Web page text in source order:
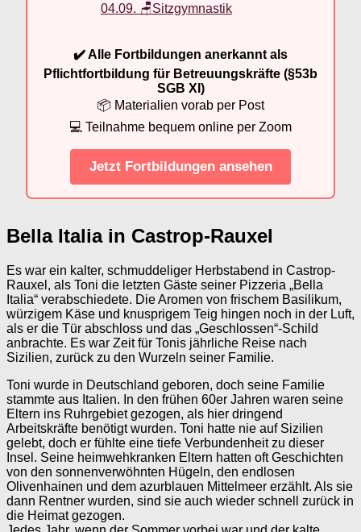
04.09. 🪑Sitzgymnastik
✔️ Alle Fortbildungen anerkannt als
Pflichtfortbildung für Betreuungskräfte (§53b
SGB XI)
📦 Materialien vorab per Post
💻 Teilnahme bequem online per Zoom
Jetzt Fortbildungen ansehen
Bella Italia in Castrop-Rauxel
Es war ein kalter, schmuddeliger Herbstabend in Castrop-
Rauxel, als Toni die letzten Gäste seiner Pizzeria „Bella
Italia“ verabschiedete. Die Aromen von frischem Basilikum,
würzigem Käse und knusprigem Teig hingen noch in der Luft,
als er die Tür abschloss und das „Geschlossen“-Schild
anbrachte. Es war Zeit für Tonis jährliche Reise nach
Sizilien, zurück zu den Wurzeln seiner Familie.
Toni wurde in Deutschland geboren, doch seine Familie
stammte aus Italien. In den frühen 60er Jahren waren seine
Eltern ins Ruhrgebiet gezogen, als hier dringend
Arbeitskräfte benötigt wurden. Toni hatte nie auf Sizilien
gelebt, doch er fühlte eine tiefe Verbundenheit zu dieser
Insel. Seine heimwehkranken Eltern hatten oft Geschichten
von den sonnenverwöhnten Hügeln, den endlosen
Olivenhainen und dem azurblauen Mittelmeer erzählt. Als sie
dann Rentner wurden, sind sie auch wieder schnell zurück in
die Heimat gezogen.